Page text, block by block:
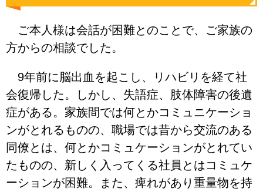
ご本人様は会話が困難とのことで、ご家族の
方からの相談でした。
9年前に脳出血を起こし、リハビリを経て社
会復帰した。しかし、失語症、肢体障害の後遺
症がある。家族間では何とかコミュニケーショ
ンがとれるものの、職場では昔から交流のある
同僚とは、何とかコミュケーションがとれてい
たものの、新しく入ってくる社員とはコミュケ
ーションが困難。また、痺れがあり重量物を持